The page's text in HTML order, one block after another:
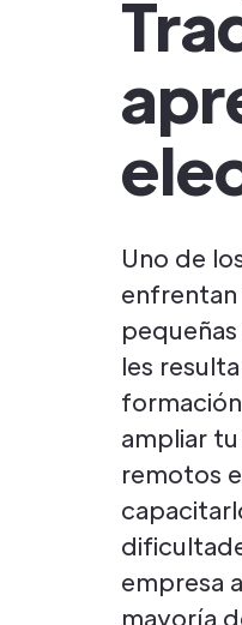
Uno de
enfrentan
les
ampliar
remotos
empresa
mayoría